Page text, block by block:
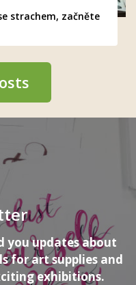
strachem, začněte
you updates about
for art supplies and
exhibitions.